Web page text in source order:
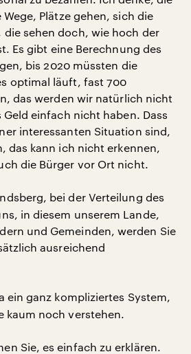
Plätze gehen, sich die
die sehen doch, wie hoch der
Es gibt eine Berechnung des
bis 2020 müssten die
optimal läuft, fast 700
das werden wir natürlich nicht
einfach nicht haben. Dass
interessanten Situation sind,
das kann ich nicht erkennen,
die Bürger vor Ort nicht.
bei der Verteilung des
in diesem unserem Lande,
und Gemeinden, werden Sie
ausreichend
ein ganz kompliziertes System,
kaum noch verstehen.
Sie, es einfach zu erklären.